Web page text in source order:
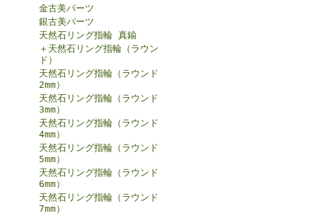
金古美パーツ
銀古美パーツ
天然石リング指輪 真鍮
＋天然石リング指輪（ラウン
ド）
天然石リング指輪（ラウンド
2mm）
天然石リング指輪（ラウンド
3mm）
天然石リング指輪（ラウンド
4mm）
天然石リング指輪（ラウンド
5mm）
天然石リング指輪（ラウンド
6mm）
天然石リング指輪（ラウンド
7mm）